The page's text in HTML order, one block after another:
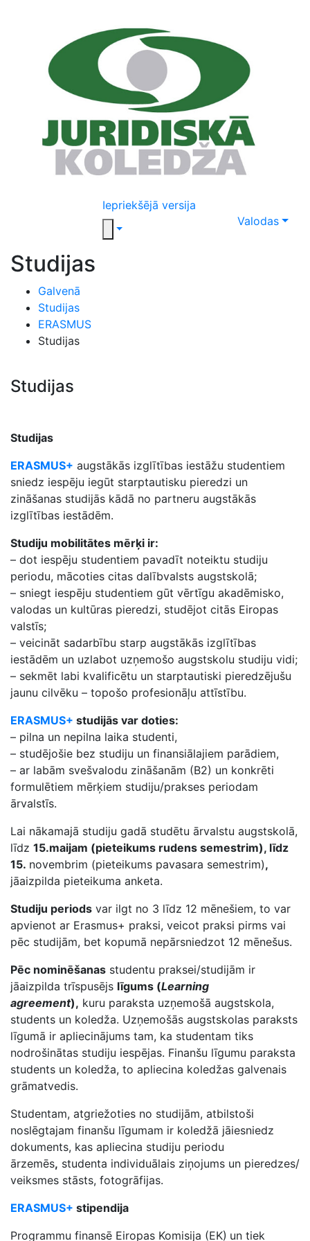
Iepriekšējā versija
Valodas
Studijas
Galvenā
Studijas
ERASMUS
Studijas
Studijas
Studijas
ERASMUS+ augstākās izglītības iestāžu studentiem
sniedz iespēju iegūt starptautisku pieredzi un
zināšanas studijās kādā no partneru augstākās
izglītības iestādēm.
Studiju mobilitātes mērķi ir:
– dot iespēju studentiem pavadīt noteiktu studiju
periodu, mācoties citas dalībvalsts augstskolā;
– sniegt iespēju studentiem gūt vērtīgu akadēmisko,
valodas un kultūras pieredzi, studējot citās Eiropas
valstīs;
– veicināt sadarbību starp augstākās izglītības
iestādēm un uzlabot uzņemošo augstskolu studiju vidi;
– sekmēt labi kvalificētu un starptautiski pieredzējušu
jaunu cilvēku – topošo profesionāļu attīstību.
ERASMUS+ studijās var doties:
– pilna un nepilna laika studenti,
– studējošie bez studiju un finansiālajiem parādiem,
– ar labām svešvalodu zināšanām (B2) un konkrēti
formulētiem mērķiem studiju/prakses periodam
ārvalstīs.
Lai nākamajā studiju gadā studētu ārvalstu augstskolā,
līdz 15.maijam (pieteikums rudens semestrim), līdz
15. novembrim (pieteikums pavasara semestrim),
jāaizpilda pieteikuma anketa.
Studiju periods var ilgt no 3 līdz 12 mēnešiem, to var
apvienot ar Erasmus+ praksi, veicot praksi pirms vai
pēc studijām, bet kopumā nepārsniedzot 12 mēnešus.
Pēc nominēšanas studentu praksei/studijām ir
jāaizpilda trīspusējs līgums (Learning
agreement), kuru paraksta uzņemošā augstskola,
students un koledža. Uzņemošās augstskolas paraksts
līgumā ir apliecinājums tam, ka studentam tiks
nodrošinātas studiju iespējas. Finanšu līgumu paraksta
students un koledža, to apliecina koledžas galvenais
grāmatvedis.
Studentam, atgriežoties no studijām, atbilstoši
noslēgtajam finanšu līgumam ir koledžā jāiesniedz
dokuments, kas apliecina studiju periodu
ārzemēs, studenta individuālais ziņojums un pieredzes/
veiksmes stāsts, fotogrāfijas.
ERASMUS+ stipendija
Programmu finansē Eiropas Komisija (EK) un tiek